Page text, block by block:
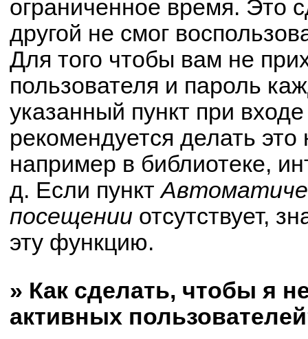
ограниченное время. Это
другой не смог
Для того чтобы вам не
пользователя и пароль
указанный пункт при
рекомендуется делать
например в библиотеке,
д. Если пункт
посещении отсутствует,
эту функцию.
» Как сделать, чтобы я
активных